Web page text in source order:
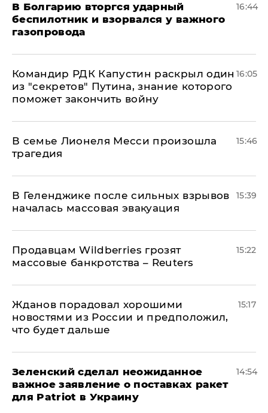
В Болгарию вторгся ударный
беспилотник и взорвался у важного
газопровода
16:44
Командир РДК Капустин раскрыл один
из "секретов" Путина, знание которого
поможет закончить войну
16:05
В семье Лионеля Месси произошла
трагедия
15:46
В Геленджике после сильных взрывов
началась массовая эвакуация
15:39
Продавцам Wildberries грозят
массовые банкротства – Reuters
15:22
Жданов порадовал хорошими
новостями из России и предположил,
что будет дальше
15:17
Зеленский сделал неожиданное
важное заявление о поставках ракет
для Patriot в Украину
14:54